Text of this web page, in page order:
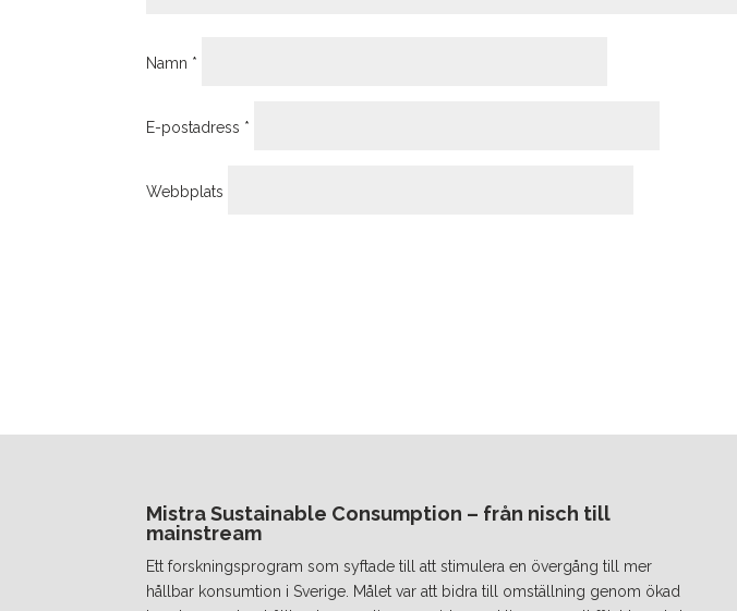
Namn *
E-postadress *
Webbplats
Mistra Sustainable Consumption – från nisch till
mainstream
Ett forskningsprogram som syftade till att stimulera en övergång till mer
hållbar konsumtion i Sverige. Målet var att bidra till omställning genom ökad